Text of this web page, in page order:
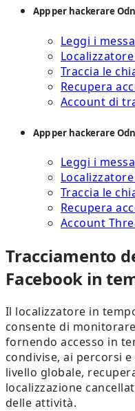
App per hackerare
Leggi i
Traccia le
Recupera
Account di
App per hackerare
Leggi i
Traccia le
Recupera
Account
Tracciamento
Facebook in
Il localizzatore in
consente di
fornendo accesso in
condivise, ai percorsi
livello globale,
localizzazione
delle attività.